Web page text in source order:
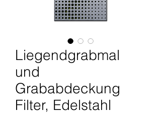
Liegendgrabmal
und
Grababdeckung
Filter, Edelstahl